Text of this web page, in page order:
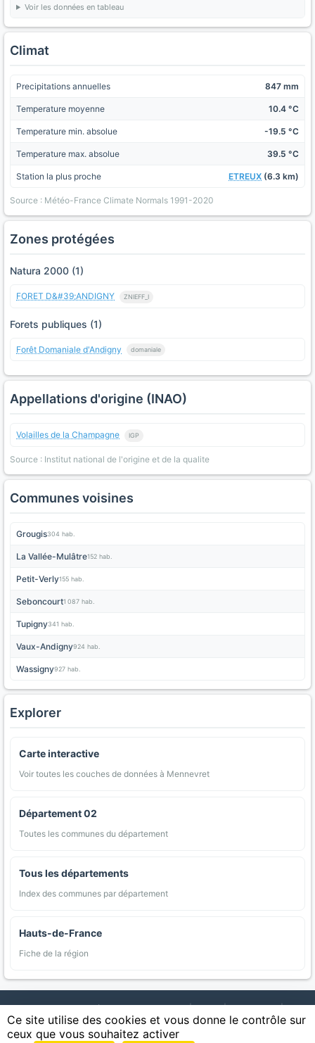
Voir les données en tableau
Climat
Precipitations annuelles 847 mm
Temperature moyenne 10.4 °C
Temperature min. absolue -19.5 °C
Temperature max. absolue 39.5 °C
Station la plus proche ETREUX (6.3 km)
Source : Météo-France Climate Normals 1991-2020
Zones protégées
Natura 2000 (1)
FORET D&#39;ANDIGNY ZNIEFF_I
Forets publiques (1)
Forêt Domaniale d'Andigny domaniale
Appellations d'origine (INAO)
Volailles de la Champagne IGP
Source : Institut national de l'origine et de la qualite
Communes voisines
Grougis304 hab.
La Vallée-Mulâtre152 hab.
Petit-Verly155 hab.
Seboncourt1 087 hab.
Tupigny341 hab.
Vaux-Andigny924 hab.
Wassigny927 hab.
Explorer
Carte interactive
Voir toutes les couches de données à Mennevret
Département 02
Toutes les communes du département
Tous les départements
Index des communes par département
Hauts-de-France
Fiche de la région
AgriMap — Données agricoles ouvertes | Carte | Communes |
Appellations | Regions | Cultures | Zones protégées | Forets |
Littoral | Espaces naturels | Statistiques
Ce site utilise des cookies et vous donne le contrôle sur
ceux que vous souhaitez activer